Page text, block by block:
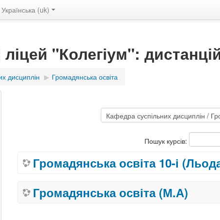
Українська ‎(uk)‎
"Колегіум":
дисциплін ▶︎ Громадянська освіта
Пошук курсів:
Громадянська освіта 10-і
Громадянська освіта (М.А)